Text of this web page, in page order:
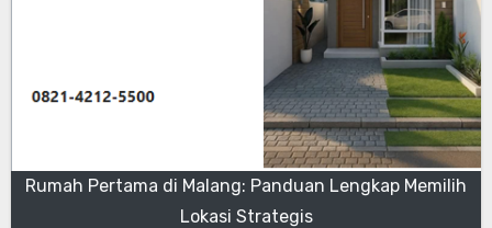
Rumah Pertama di Malang: Panduan Lengkap Memilih
Lokasi Strategis